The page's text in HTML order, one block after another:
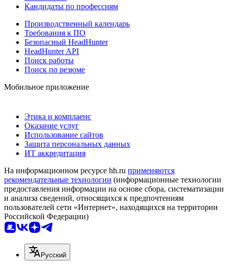
Кандидаты по профессиям
Производственный календарь
Требования к ПО
Безопасный HeadHunter
HeadHunter API
Поиск работы
Поиск по резюме
Мобильное приложение
Этика и комплаенс
Оказание услуг
Использование сайтов
Защита персональных данных
ИТ аккредитация
На информационном ресурсе hh.ru применяются
рекомендательные технологии (информационные технологии
предоставления информации на основе сбора, систематизации
и анализа сведений, относящихся к предпочтениям
пользователей сети «Интернет», находящихся на территории
Российской Федерации)
Русский